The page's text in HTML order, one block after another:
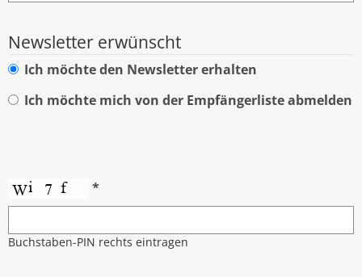
Newsletter erwünscht
Ich möchte den Newsletter erhalten
Ich möchte mich von der Empfängerliste abmelden
*
Buchstaben-PIN rechts eintragen